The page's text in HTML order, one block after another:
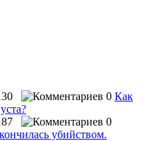
0 Как
0
убийством.